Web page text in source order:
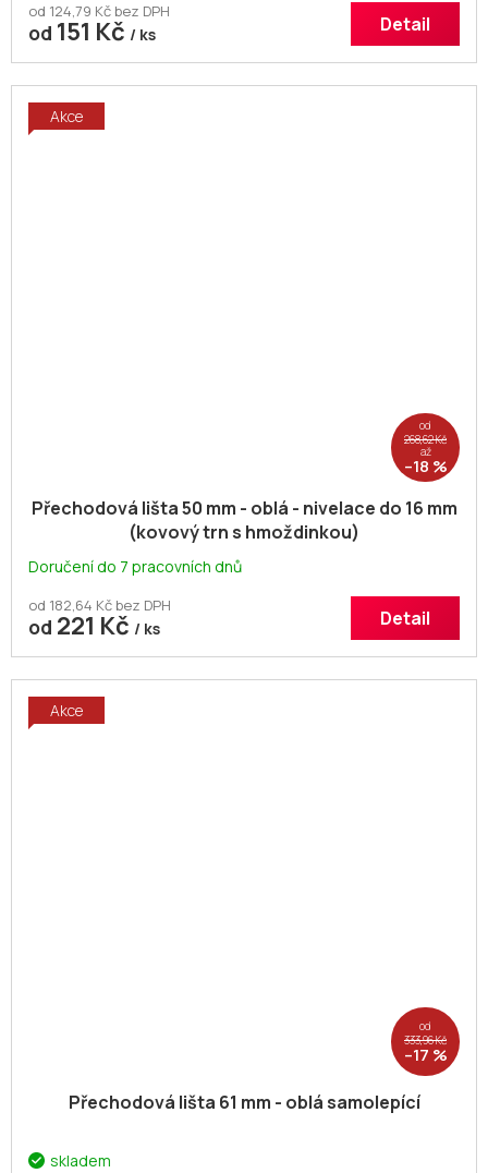
od 124,79 Kč bez DPH
od 151 Kč / ks Detail
Akce
od
268,62 Kč
až
–18 %
Přechodová lišta 50 mm - oblá - nivelace do 16 mm
(kovový trn s hmoždinkou)
Doručení do 7 pracovních dnů
od 182,64 Kč bez DPH
od 221 Kč / ks Detail
Akce
od
333,96 Kč
–17 %
Přechodová lišta 61 mm - oblá samolepící
skladem